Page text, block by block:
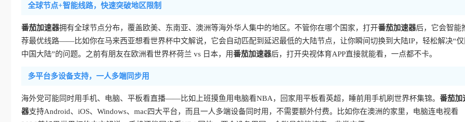
全球节点+智能线路，快速突破地区限制
番茄加速器拥有全球节点分布，覆盖欧美、东南亚、澳洲等海外华人集中的地区。不管你在哪个国家，打开番茄加速器后，它会智能
荐最优线路——比如你在马来西亚想看世界杯中文解说，它会自动匹配到延迟最低的大陆节点，让你瞬间切换到大陆IP，轻松解决“仅
中国大陆”的问题。之前有朋友在欧洲看世界杯荷兰 vs 日本，用番茄加速器后，打开央视体育APP直接就能看，一点都不卡。
多平台多设备支持，一人多端同步用
海外党可能同时用手机、电脑、平板看直播——比如上班摸鱼用电脑看NBA，回家用平板看英超，睡前用手机刷世界杯集锦。 番茄加
器支持Android、iOS、Windows、mac四大平台，而且一人多端设备同时用，不需要额外付费。比如你在澳洲的家里，电脑连电视看